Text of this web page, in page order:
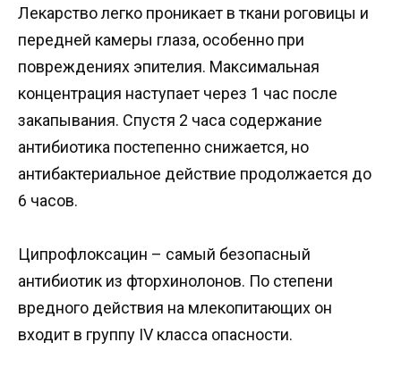
Лекарство легко проникает в ткани роговицы и
передней камеры глаза, особенно при
повреждениях эпителия. Максимальная
концентрация наступает через 1 час после
закапывания. Спустя 2 часа содержание
антибиотика постепенно снижается, но
антибактериальное действие продолжается до
6 часов.
Ципрофлоксацин – самый безопасный
антибиотик из фторхинолонов. По степени
вредного действия на млекопитающих он
входит в группу IV класса опасности.